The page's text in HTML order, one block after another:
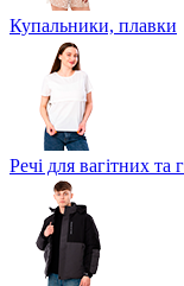
Купальники, плавки
Речі для вагітних